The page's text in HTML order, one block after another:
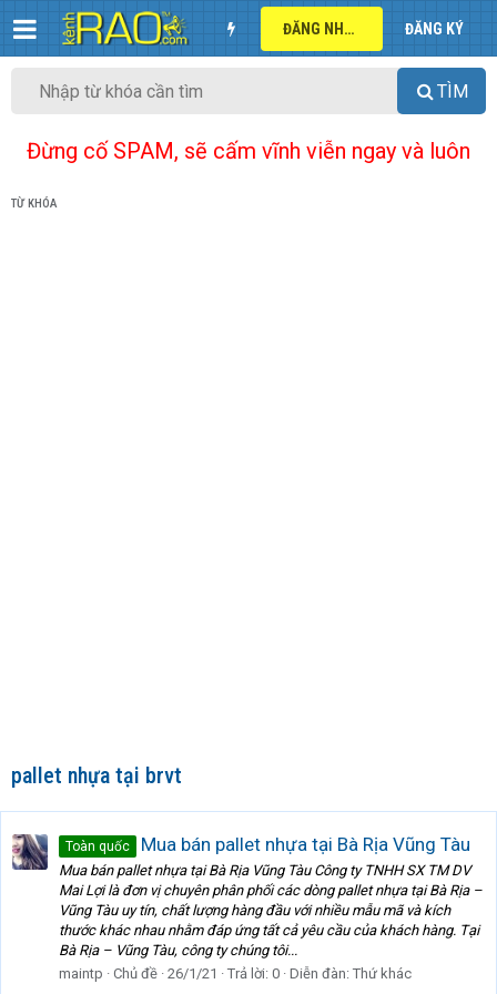
ĐĂNG NHẬP ĐĂNG KÝ
TÌM
Đừng cố SPAM, sẽ cấm vĩnh viễn ngay và luôn
TỪ KHÓA
pallet nhựa tại brvt
Toàn quốc Mua bán pallet nhựa tại Bà Rịa Vũng Tàu
Mua bán pallet nhựa tại Bà Rịa Vũng Tàu Công ty TNHH SX TM DV
Mai Lợi là đơn vị chuyên phân phối các dòng pallet nhựa tại Bà Rịa –
Vũng Tàu uy tín, chất lượng hàng đầu với nhiều mẫu mã và kích
thước khác nhau nhằm đáp ứng tất cả yêu cầu của khách hàng. Tại
Bà Rịa – Vũng Tàu, công ty chúng tôi...
maintp
Chủ đề 26/1/21 Trả lời: 0 Diễn đàn: Thứ khác